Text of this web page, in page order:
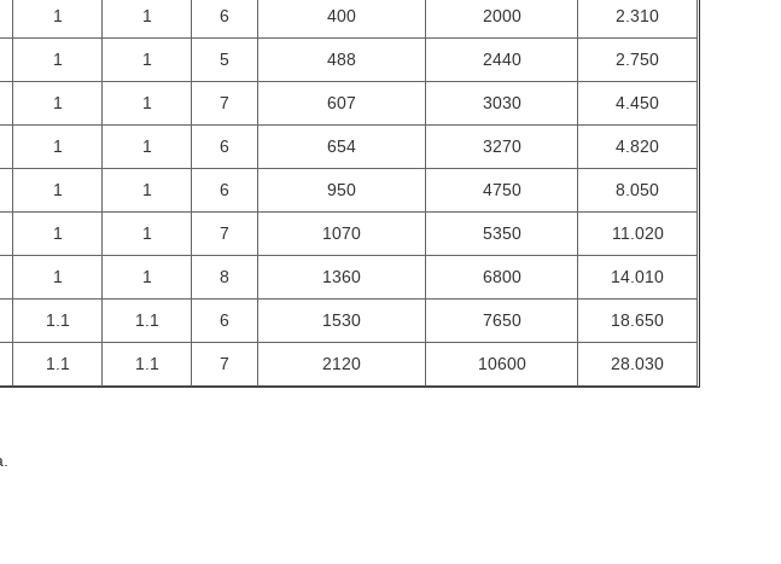
1 1 6 400 2000 2.310
1 1 5 488 2440 2.750
1 1 7 607 3030 4.450
1 1 6 654 3270 4.820
1 1 6 950 4750 8.050
1 1 7 1070 5350 11.020
1 1 8 1360 6800 14.010
1.1 1.1 6 1530 7650 18.650
1.1 1.1 7 2120 10600 28.030